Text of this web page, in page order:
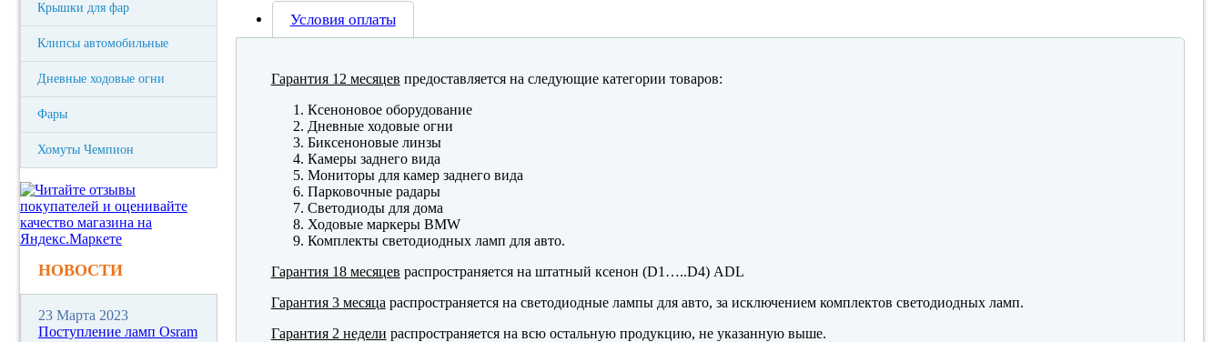
Крышки для фар
Клипсы автомобильные
Дневные ходовые огни
Фары
Хомуты Чемпион
Условия оплаты
Гарантия 12 месяцев предоставляется на следующие категории товаров:
Ксеноновое оборудование
Дневные ходовые огни
Биксеноновые линзы
Камеры заднего вида
Мониторы для камер заднего вида
Парковочные радары
Светодиоды для дома
Ходовые маркеры BMW
Комплекты светодиодных ламп для авто.
Гарантия 18 месяцев распространяется на штатный ксенон (D1…..D4) ADL
Гарантия 3 месяца распространяется на светодиодные лампы для авто, за исключением комплектов светодиодных ламп.
Гарантия 2 недели распространяется на всю остальную продукцию, не указанную выше.
НОВОСТИ
23 Марта 2023
Поступление ламп Osram